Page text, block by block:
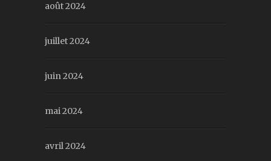
août 2024
juillet 2024
juin 2024
mai 2024
avril 2024